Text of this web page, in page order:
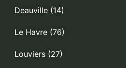
Deauville (14)
Le Havre (76)
Louviers (27)